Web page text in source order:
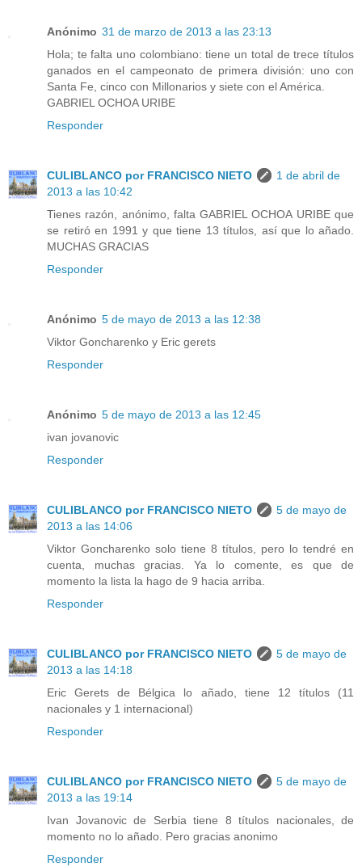
Anónimo 31 de marzo de 2013 a las 23:13
Hola; te falta uno colombiano: tiene un total de trece títulos
ganados en el campeonato de primera división: uno con
Santa Fe, cinco con Millonarios y siete con el América.
GABRIEL OCHOA URIBE
Responder
CULIBLANCO por FRANCISCO NIETO
1 de abril de
2013 a las 10:42
Tienes razón, anónimo, falta GABRIEL OCHOA URIBE que
se retiró en 1991 y que tiene 13 títulos, así que lo añado.
MUCHAS GRACIAS
Responder
Anónimo 5 de mayo de 2013 a las 12:38
Viktor Goncharenko y Eric gerets
Responder
Anónimo 5 de mayo de 2013 a las 12:45
ivan jovanovic
Responder
CULIBLANCO por FRANCISCO NIETO
5 de mayo de
2013 a las 14:06
Viktor Goncharenko solo tiene 8 títulos, pero lo tendré en
cuenta, muchas gracias. Ya lo comente, es que de
momento la lista la hago de 9 hacia arriba.
Responder
CULIBLANCO por FRANCISCO NIETO
5 de mayo de
2013 a las 14:18
Eric Gerets de Bélgica lo añado, tiene 12 títulos (11
nacionales y 1 internacional)
Responder
CULIBLANCO por FRANCISCO NIETO
5 de mayo de
2013 a las 19:14
Ivan Jovanovic de Serbia tiene 8 títulos nacionales, de
momento no lo añado. Pero gracias anonimo
Responder